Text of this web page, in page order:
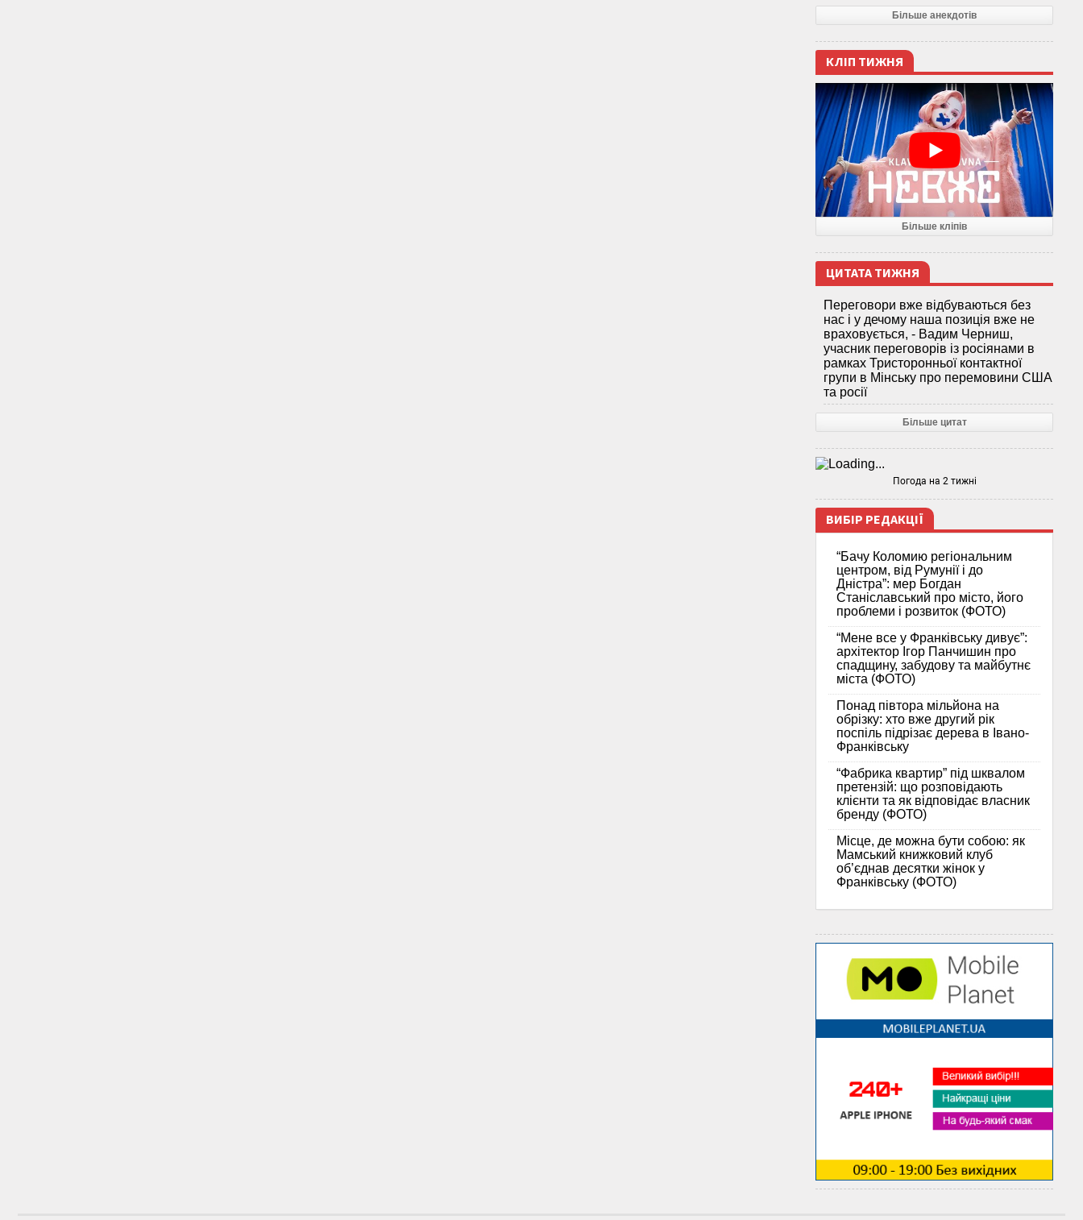
Більше анекдотів
КЛІП ТИЖНЯ
Більше кліпів
ЦИТАТА ТИЖНЯ
Переговори вже відбуваються без
нас і у дечому наша позиція вже не
враховується, - Вадим Черниш,
учасник переговорів із росіянами в
рамках Тристоронньої контактної
групи в Мінську про перемовини США
та росії
Більше цитат
Погода на 2 тижні
ВИБІР РЕДАКЦІЇ
“Бачу Коломию регіональним
центром, від Румунії і до
Дністра”: мер Богдан
Станіславський про місто, його
проблеми і розвиток (ФОТО)
“Мене все у Франківську дивує”:
архітектор Ігор Панчишин про
спадщину, забудову та майбутнє
міста (ФОТО)
Понад півтора мільйона на
обрізку: хто вже другий рік
поспіль підрізає дерева в Івано-
Франківську
“Фабрика квартир” під шквалом
претензій: що розповідають
клієнти та як відповідає власник
бренду (ФОТО)
Місце, де можна бути собою: як
Мамський книжковий клуб
об’єднав десятки жінок у
Франківську (ФОТО)